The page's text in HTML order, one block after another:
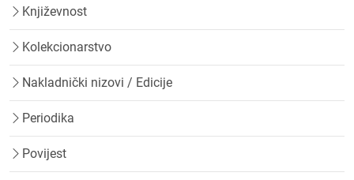
Književnost
Kolekcionarstvo
Nakladnički nizovi / Edicije
Periodika
Povijest